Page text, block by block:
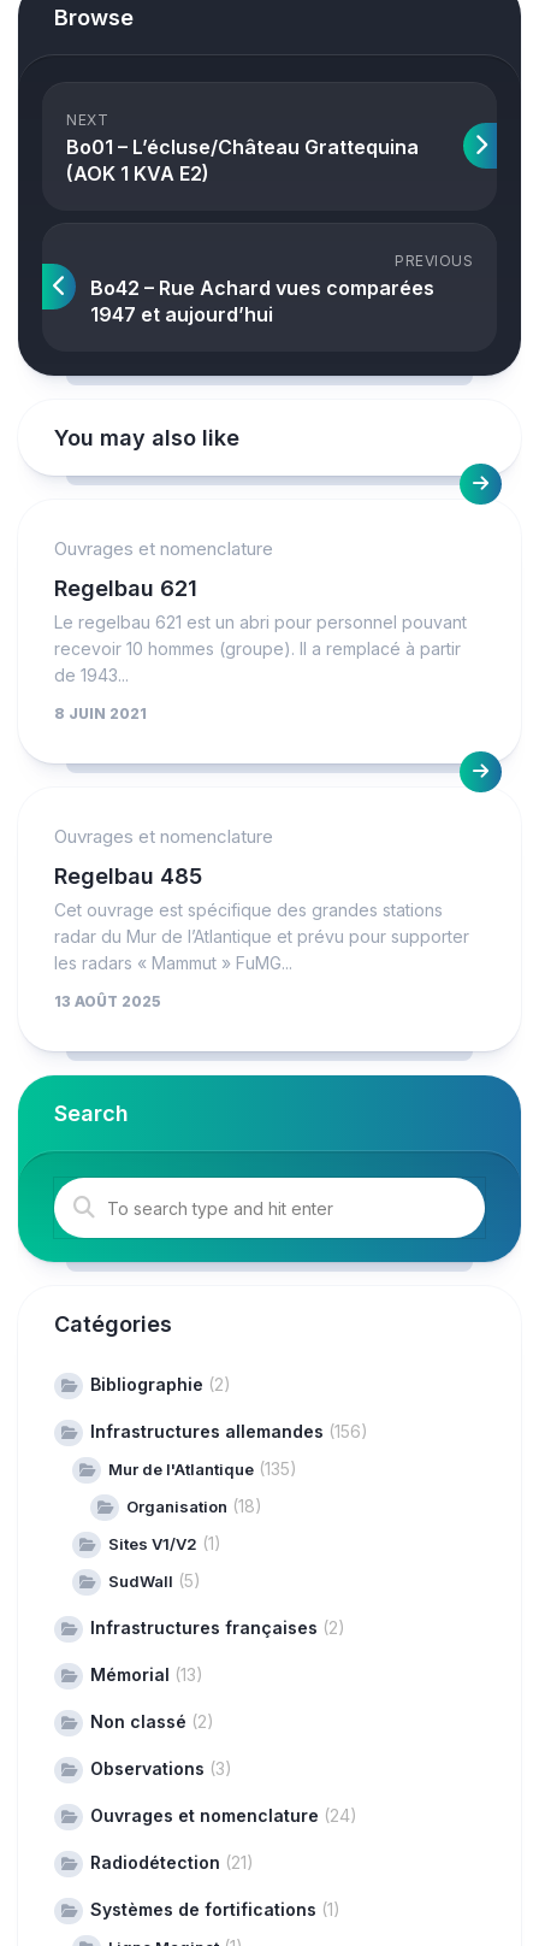
Browse
NEXT
Bo01 – L’écluse/Château Grattequina
(AOK 1 KVA E2)
PREVIOUS
Bo42 – Rue Achard vues comparées
1947 et aujourd’hui
You may also like
Ouvrages et nomenclature
Regelbau 621
Le regelbau 621 est un abri pour personnel pouvant
recevoir 10 hommes (groupe). Il a remplacé à partir
de 1943...
8 JUIN 2021
Ouvrages et nomenclature
Regelbau 485
Cet ouvrage est spécifique des grandes stations
radar du Mur de l’Atlantique et prévu pour supporter
les radars « Mammut » FuMG...
13 AOÛT 2025
Search
Catégories
Bibliographie (2)
Infrastructures allemandes (156)
Mur de l'Atlantique (135)
Organisation (18)
Sites V1/V2 (1)
SudWall (5)
Infrastructures françaises (2)
Mémorial (13)
Non classé (2)
Observations (3)
Ouvrages et nomenclature (24)
Radiodétection (21)
Systèmes de fortifications (1)